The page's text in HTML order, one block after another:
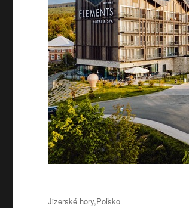
Publikované
Kategórie
Jizerské hory,Poľsko